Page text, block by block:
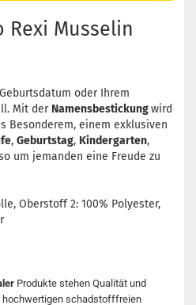
Musselin
oder Ihrem
Mit der Namensbestickungwird
Besonderem, einem exklusiven
, Geburtstag, Kindergarten,
um jemanden eine Freude zu
Oberstoff 2: 100% Polyester,
Produkte stehen Qualität und
hochwertigen schadstofffreien